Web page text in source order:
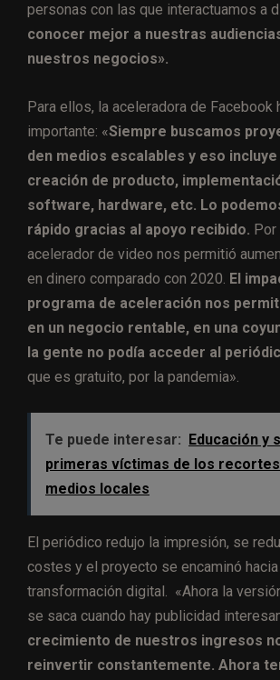
personas con las que interactuamos a
conocer mejor a nuestras
nuestros negocios».
Para ellos, la aceleradora de Facebook
importante: «Siempre buscamos
den medios escalables y eso
creación de producto,
software, hardware, etc. Lo
rápido gracias al apoyo recibido. Por
acelerador de video nos permitió
en dinero comparado con 2020. El
programa de aceleración nos
en un negocio rentable, en una
la gente no podía acceder al
que es gratuito, por la pandemia».
Te puede interesar: Educación y
primeras víctimas de los
medios locales
El periódico redujo la impresión, se
costes y el proyecto se encaminó
transformación digital. «Ahora la
se saca cuando hay publicidad
crecimiento de nuestros ingresos
reinvertir constantemente. Ahora